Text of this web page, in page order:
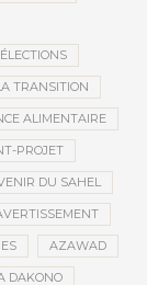
TRANSITION
ALIMENTAIRE
PROJET
DU SAHEL
AZAWAD
DAKONO